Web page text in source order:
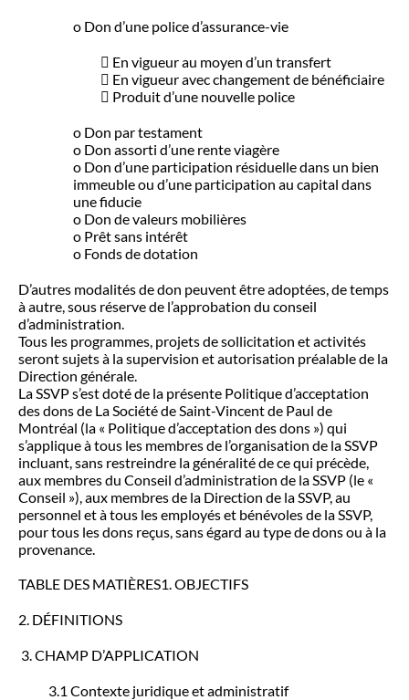
o Don d’une police d’assurance-vie
 En vigueur au moyen d’un transfert
 En vigueur avec changement de bénéficiaire
 Produit d’une nouvelle police
o Don par testament
o Don assorti d’une rente viagère
o Don d’une participation résiduelle dans un bien
immeuble ou d’une participation au capital dans
une fiducie
o Don de valeurs mobilières
o Prêt sans intérêt
o Fonds de dotation
D’autres modalités de don peuvent être adoptées, de temps
à autre, sous réserve de l’approbation du conseil
d’administration.
Tous les programmes, projets de sollicitation et activités
seront sujets à la supervision et autorisation préalable de la
Direction générale.
La SSVP s’est doté de la présente Politique d’acceptation
des dons de La Société de Saint-Vincent de Paul de
Montréal (la « Politique d’acceptation des dons ») qui
s’applique à tous les membres de l’organisation de la SSVP
incluant, sans restreindre la généralité de ce qui précède,
aux membres du Conseil d’administration de la SSVP (le «
Conseil »), aux membres de la Direction de la SSVP, au
personnel et à tous les employés et bénévoles de la SSVP,
pour tous les dons reçus, sans égard au type de dons ou à la
provenance.
TABLE DES MATIÈRES1. OBJECTIFS
2. DÉFINITIONS
3. CHAMP D’APPLICATION
3.1 Contexte juridique et administratif